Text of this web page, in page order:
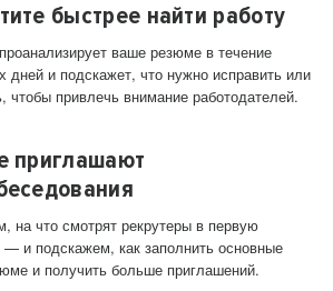
быстрее найти работу
ваше резюме в течение
дней и подскажет, что нужно исправить или
чтобы привлечь внимание работодателей.
приглашают
на что смотрят рекрутеры в первую
— и подскажем, как заполнить основные
и получить больше приглашений.